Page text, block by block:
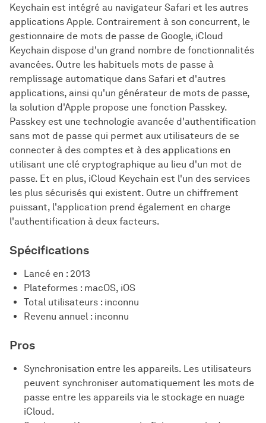
Keychain est intégré au navigateur Safari et les autres
applications Apple. Contrairement à son concurrent, le
gestionnaire de mots de passe de Google, iCloud
Keychain dispose d'un grand nombre de fonctionnalités
avancées. Outre les habituels mots de passe à
remplissage automatique dans Safari et d'autres
applications, ainsi qu'un générateur de mots de passe,
la solution d'Apple propose une fonction Passkey.
Passkey est une technologie avancée d'authentification
sans mot de passe qui permet aux utilisateurs de se
connecter à des comptes et à des applications en
utilisant une clé cryptographique au lieu d'un mot de
passe. Et en plus, iCloud Keychain est l'un des services
les plus sécurisés qui existent. Outre un chiffrement
puissant, l'application prend également en charge
l'authentification à deux facteurs.
Spécifications
Lancé en : 2013
Plateformes : macOS, iOS
Total utilisateurs : inconnu
Revenu annuel : inconnu
Pros
Synchronisation entre les appareils. Les utilisateurs
peuvent synchroniser automatiquement les mots de
passe entre les appareils via le stockage en nuage
iCloud.